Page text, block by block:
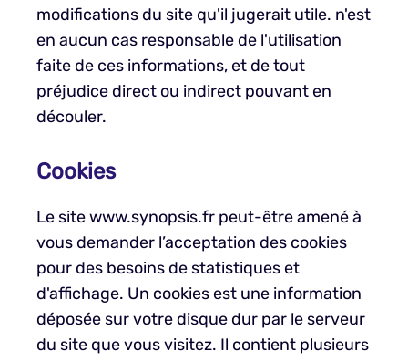
modifications du site qu'il jugerait utile. n'est
en aucun cas responsable de l'utilisation
faite de ces informations, et de tout
préjudice direct ou indirect pouvant en
découler.
Cookies
Le site www.synopsis.fr peut-être amené à
vous demander l’acceptation des cookies
pour des besoins de statistiques et
d'affichage. Un cookies est une information
déposée sur votre disque dur par le serveur
du site que vous visitez. Il contient plusieurs